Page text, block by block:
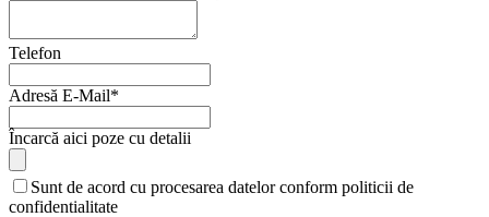
Email
Telefon
Adresă E-Mail*
Încarcă aici poze cu detalii
Sunt de acord cu procesarea datelor conform politicii de
confidentialitate